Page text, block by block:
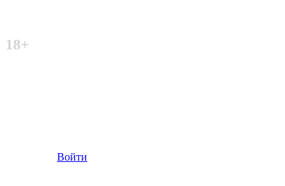
18+
Войти